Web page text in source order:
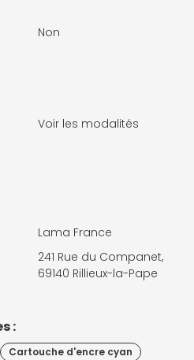
Non
Voir les modalités
Lama France
241 Rue du Companet,
69140 Rillieux-la-Pape
:
Cartouche d'encre cyan